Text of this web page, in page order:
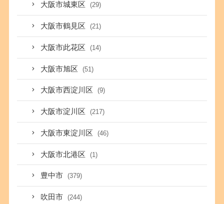
大阪市城東区 (29)
大阪市鶴見区 (21)
大阪市此花区 (14)
大阪市旭区 (51)
大阪市西淀川区 (9)
大阪市淀川区 (217)
大阪市東淀川区 (46)
大阪市北港区 (1)
豊中市 (379)
吹田市 (244)